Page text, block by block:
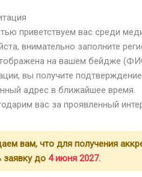
приветствуем вас среди
внимательно заполните
на вашем бейдже
вы получите
адрес в ближайшее время.
вас за проявленный
вам, что для получения
заявку до 4 июня 2027.